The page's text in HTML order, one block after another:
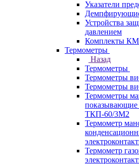
Указатели
Устройства
давлением
Комплекты
Термометры
Назад
Термометры
Термометры
Термометры
Термометры
показывающие
ТКП-60/3М2
Термометр
Термометр